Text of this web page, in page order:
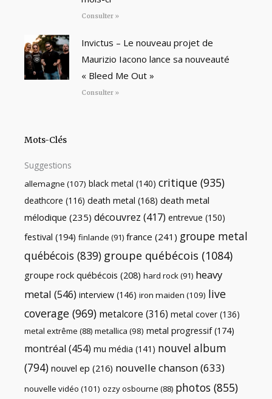
Consulter »
Invictus – Le nouveau projet de
Maurizio Iacono lance sa nouveauté
« Bleed Me Out »
Consulter »
Mots-Clés
Suggestions
allemagne (107) black metal (140) critique (935)
deathcore (116) death metal (168) death metal
mélodique (235) découvrez (417) entrevue (150)
festival (194) finlande (91) france (241) groupe metal
québécois (839) groupe québécois (1084)
groupe rock québécois (208) hard rock(91) heavy
metal (546) interview (146) iron maiden (109) live
coverage (969) metalcore (316) metal cover (136)
metal extrême (88) metallica (98) metal progressif(174)
montréal (454) mu média (141) nouvel album
(794) nouvel ep (216) nouvelle chanson(633)
nouvelle vidéo (101) ozzy osbourne (88) photos (855)